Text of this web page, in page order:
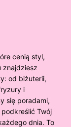
cenią styl,
znajdziesz
od biżuterii,
i
się poradami,
Twój
dnia. To